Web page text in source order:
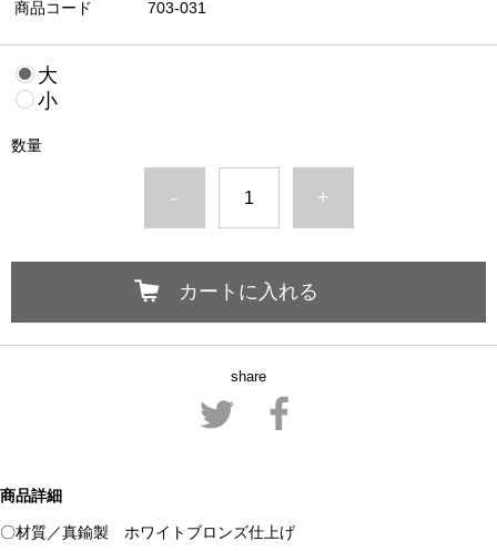
商品コード
703-031
大
小
数量
- +
カートに入れる
share
商品詳細
〇材質／真鍮製 ホワイトブロンズ仕上げ